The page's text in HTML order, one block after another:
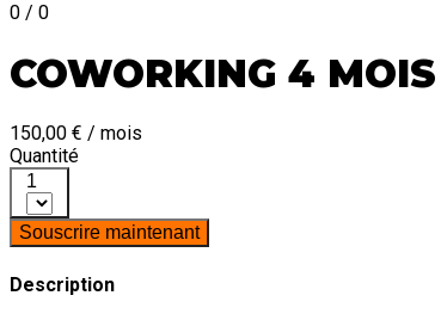
0 / 0
COWORKING 4
150,00 € / mois
Quantité
1
Souscrire maintenant
Description